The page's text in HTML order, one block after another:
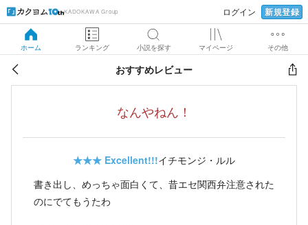
KADOKAWA Group ログイン 新規登録
ホーム ランキング 小説を探す マイページ その他
おすすめレビュー
なんやねん！
★★★ Excellent!!!イチモンジ・ルル
書き出し、めっちゃ面白くて、昔エセ関西弁注意された
のにでてもうたわ